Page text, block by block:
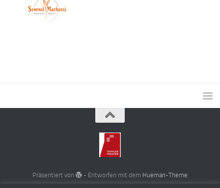
Präsentiert von - Entworfen mit dem Hueman-Theme